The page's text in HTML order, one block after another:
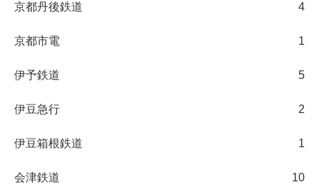
京都丹後鉄道 4
京都市電 1
伊予鉄道 5
伊豆急行 2
伊豆箱根鉄道 1
会津鉄道 10